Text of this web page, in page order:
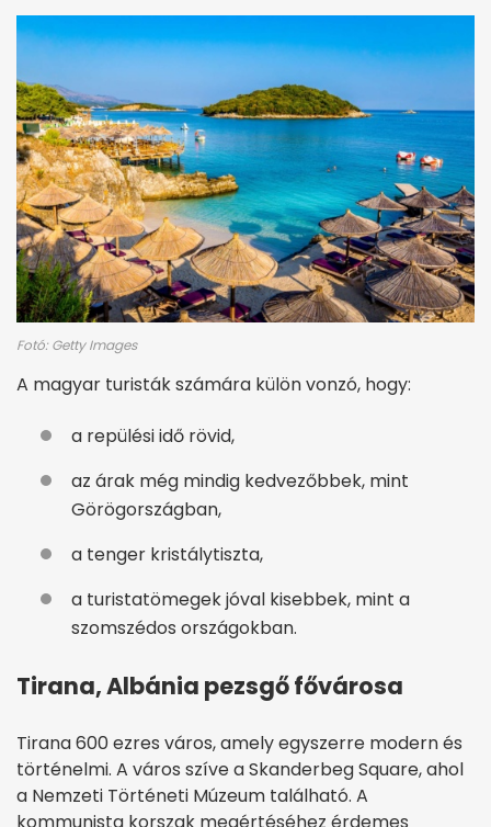
Fotó: Getty Images
A magyar turisták számára külön vonzó, hogy:
a repülési idő rövid,
az árak még mindig kedvezőbbek, mint
Görögországban,
a tenger kristálytiszta,
a turistatömegek jóval kisebbek, mint a
szomszédos országokban.
Tirana, Albánia pezsgő fővárosa
Tirana 600 ezres város, amely egyszerre modern és
történelmi. A város szíve a Skanderbeg Square, ahol
a Nemzeti Történeti Múzeum található. A
kommunista korszak megértéséhez érdemes